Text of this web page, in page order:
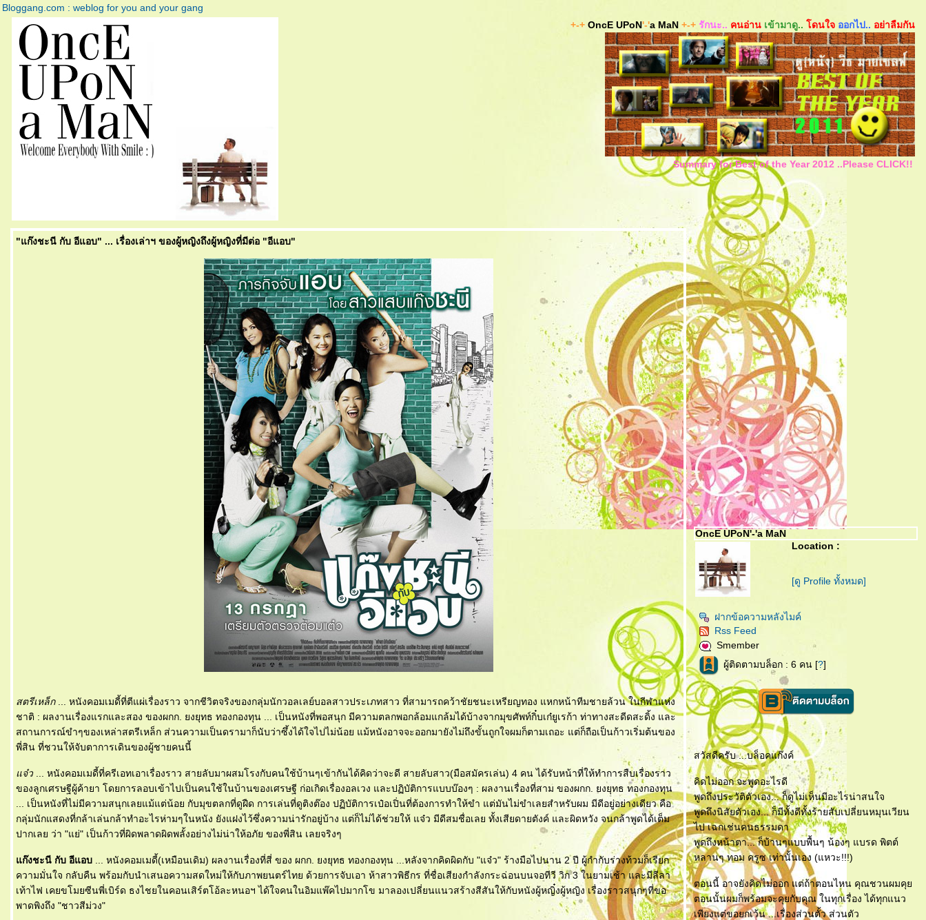
Bloggang.com : weblog for you and your gang
+-+OncE UPoN'-'a MaN +-+ รักนะ.. คนอ่าน เข้ามาดู.. ดนใจ ออกไป.. อย่าลืมกัน
Summary for Best of the Year 2012 ..Please CLICK!!
"แก๊งชะนี กับ อีแอบ" ... เรื่องเล่าฯ ของผู้หญิงถึงผู้หญิงที่มีต่อ "อีแอบ"
สตรีเหล็ก... หนังคอมเมดี้ที่ตีแผ่เรื่องราว จากชีวิตจริงของกลุ่มนักวอลเลย์บอลสาวประเภทสาว ที่สามารถคว้าชัยชนะเหรียญทอง แหกหน้าทีมชายล้วน ในกีฬาแห่ง
ชาติ : ผลงานเรื่องแรกและสอง ของผกก. ยงยุทธ ทองกองทุน ... เป็นหนังที่พอสนุก มีความตลกพอกล้อมแกล้มได้บ้างจากมุขศัพท์กิ๋บเก๋ยูเรก้า ท่าทางสะดีดสะดิ้ง และ
สถานการณ์ขำๆของเหล่าสตรีเหล็ก ส่วนความเป็นดรามาก็นับว่าซึ้งได้ใจไปไม่น้อย แม้หนังอาจจะออกมายังไม่ถึงขั้นถูกใจผมก็ตามเถอะ แต่ก็ถือเป็นก้าวเริ่มต้นของ
พี่สิน ที่ชวนให้จับตาการเดินของผู้ชายคนนี้
จ๋ว... หนังคอมเมดี้ที่ครีเอทเอาเรื่องราว สายลับมาผสมโรงกับคนใช้บ้านๆเข้ากันได้คิดว่าจะดี สายลับสาว(มือสมัครเล่น) 4 คน ได้รับหน้าที่ให้ทำการสืบเรื่องราว
ของลูกเศรษฐีผู้ค้ายา โดยการลอบเข้าไปเป็นคนใช้ในบ้านของเศรษฐี ก่อเกิดเรื่องอลเวง และปฏิบัติการแบบบ๊องๆ : ผลงานเรื่องที่สาม ของผกก. ยงยุทธ ทองกองทุน
... เป็นหนังที่ไม่มีความสนุกเลยแม้แต่น้อย กับมุขตลกที่ดูฝืด การเล่นที่ดูติงต๊อง ปฏิบัติการเป๋อเปิ่นที่ต้องการทำให้ขำ แต่มันไม่ขำเลยสำหรับผม มีดีอยู่อย่างเดียว คือ
กลุ่มนักแสดงที่กล้าเล่นกล้าทำอะไรห่ามๆในหนัง ยังแฝงไว้ซึ่งความน่ารักอยู่บ้าง แต่ก็ไม่ได้ช่วยให้ แจ๋ว มีดีสมชื่อเลย ทั้งเสียดายตังค์ และผิดหวัง จนกล้าพูดได้เต็ม
ปากเลย ว่า "แย่" เป็นก้าวที่ผิดพลาดผิดพลั้งอย่างไม่น่าให้อภัย ของพี่สิน เลยจริงๆ
ก๊งชะนี กับ อีแอบ ... หนังคอมเมดี้(เหมือนเดิม) ผลงานเรื่องที่สี่ ของ ผกก. ยงยุทธ ทองกองทุน ...หลังจากคิดผิดกับ "แจ๋ว" ร้างมือไปนาน 2 ปี ผู้กำกับร่างท้วมก็เรียก
ความมั่นใจ กลับคืน พร้อมกับนำเสนอความสดใหม่ให้กับภาพยนตร์ไทย ด้วยการจับเอา ห้าสาวพิธีกร ที่ชื่อเสียงกำลังกระฉ่อนบนจอทีวี วิก 3 ในยามเช้า และมีลีลา
เท้าไฟ เคยขโมยซีนพี่เบิร์ด ธงไชยในคอนเสิร์ตโอ้ละหนอฯ ได้ใจคนในอิมแพ๊คไปมากโข มาลองเปลี่ยนแนวสร้างสีสันให้กับหนังผู้หญิ๋งผู้หญิง เรื่องราวสนุกๆที่ขอ
พาดพิงถึง "ชาวสีม่วง"
OncE UPoN'-'a MaN
Location :
[ดู Profile ทั้งหมด]
ฝากข้อความหลังไมค์
Rss Feed
Smember
ผู้ติดตามบล็อก : 6 คน [?]
สวัสดีครับ ...บล็อคแก๊งค์
คิดไม่ออก จะพูดอะไรดี
พูดถึงประวัติตัวเอง... ก็ดูไม่เห็นมีอะไรน่าสนใจ
พูดถึงนิสัยตัวเอง... ก็มีทั้งดีทั้งร้ายสับเปลี่ยนหมุนเวียน
ไป เฉกเช่นคนธรรมดา
พูดถึงหน้าตา... ก็บ้านๆแบบพื้นๆ น้องๆ แบรด พิตต์
หลานๆ ทอม ครูซ เท่านั้นเอง (แหวะ!!!)
ตอนนี้ อาจยังคิดไม่ออก แต่ถ้าตอนไหน คุณชวนผมคุ
ตอนนั้นผมก็พร้อมจะคุยกับคุณ ในทุกเรื่อง ได้ทุกแนว
เพียงแต่ขอยกเว้น ...เรื่องส่วนตั้ว ส่วนตัว